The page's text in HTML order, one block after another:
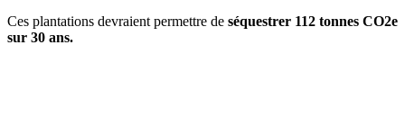
Ces plantations devraient permettre de séquestrer 112 tonnes CO2e
sur 30 ans.